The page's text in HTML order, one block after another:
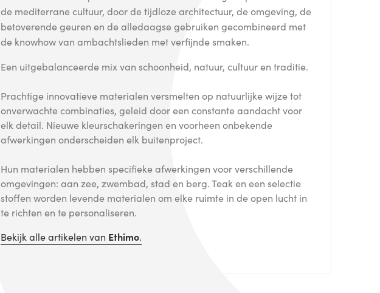
de mediterrane cultuur, door de tijdloze architectuur, de omgeving, de
betoverende geuren en de alledaagse gebruiken gecombineerd met
de knowhow van ambachtslieden met verfijnde smaken.
Een uitgebalanceerde mix van schoonheid, natuur, cultuur en traditie.
Prachtige innovatieve materialen versmelten op natuurlijke wijze tot
onverwachte combinaties, geleid door een constante aandacht voor
elk detail. Nieuwe kleurschakeringen en voorheen onbekende
afwerkingen onderscheiden elk buitenproject.
Hun materialen hebben specifieke afwerkingen voor verschillende
omgevingen: aan zee, zwembad, stad en berg. Teak en een selectie
stoffen worden levende materialen om elke ruimte in de open lucht in
te richten en te personaliseren.
Bekijk alle artikelen van Ethimo.